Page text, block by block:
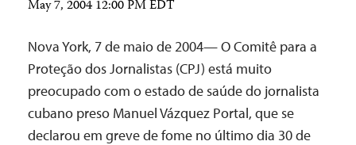
May 7, 2004 12:00 PM EDT
Nova York, 7 de maio de 2004— O Comitê para a
Proteção dos Jornalistas (CPJ) está muito
preocupado com o estado de saúde do jornalista
cubano preso Manuel Vázquez Portal, que se
declarou em greve de fome no último dia 30 de